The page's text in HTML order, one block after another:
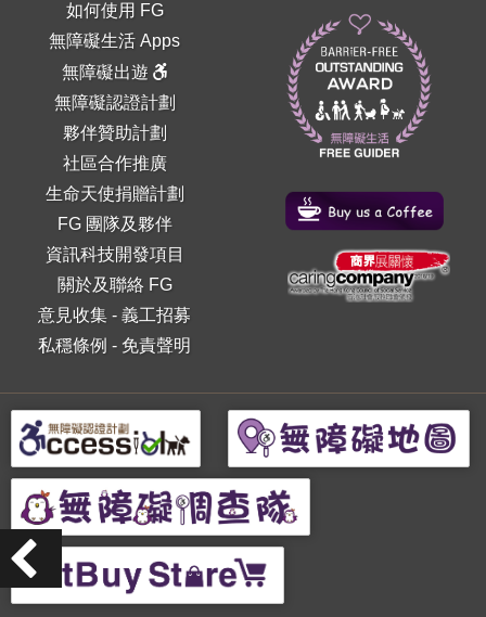
如何使用 FG
無障礙生活 Apps
無障礙出遊
無障礙認證計劃
夥伴贊助計劃
社區合作推廣
生命天使捐贈計劃
FG 團隊及夥伴
資訊科技開發項目
關於及聯絡 FG
意見收集 -義工招募
私穩條例 - 免責聲明